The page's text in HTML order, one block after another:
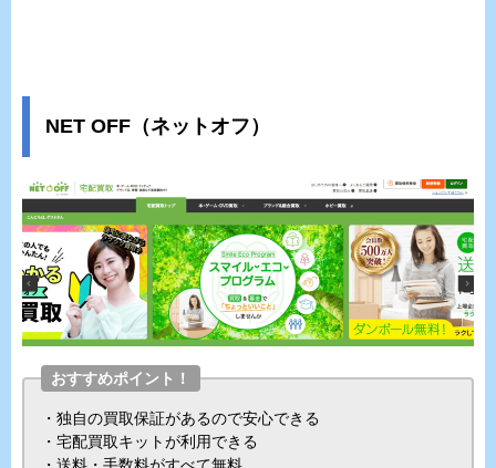
NET OFF（ネットオフ）
おすすめポイント！
・独自の買取保証があるので安心できる
・宅配買取キットが利用できる
・送料・手数料がすべて無料